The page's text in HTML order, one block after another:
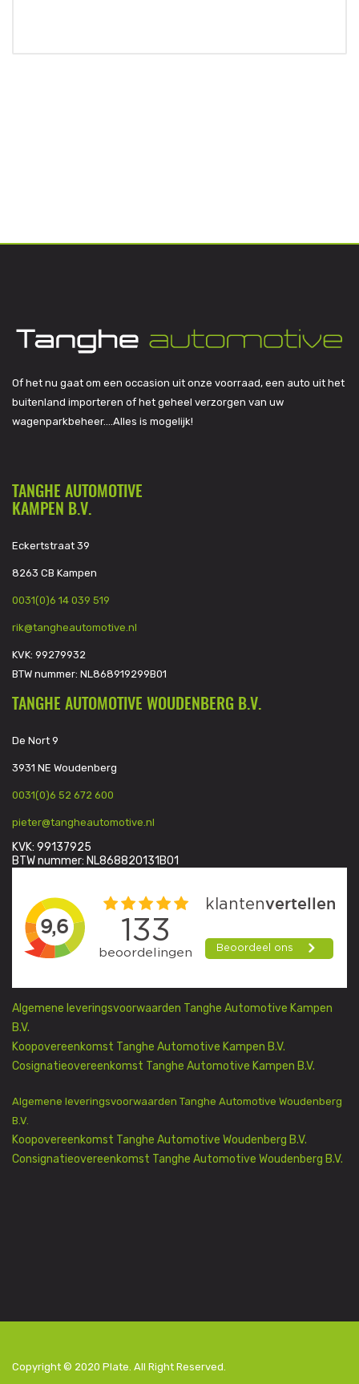
Of het nu gaat om een occasion uit onze voorraad, een auto uit het
buitenland importeren of het geheel verzorgen van uw
wagenparkbeheer….Alles is mogelijk!
TANGHE AUTOMOTIVE
KAMPEN B.V.
Eckertstraat 39
8263 CB Kampen
0031(0)6 14 039 519
rik@tangheautomotive.nl
KVK: 99279932
BTW nummer: NL868919299B01
TANGHE AUTOMOTIVE WOUDENBERG B.V.
De Nort 9
3931 NE Woudenberg
0031(0)6 52 672 600
pieter@tangheautomotive.nl
KVK: 99137925
BTW nummer: NL868820131B01
Algemene leveringsvoorwaarden Tanghe Automotive Kampen
B.V.
Koopovereenkomst Tanghe Automotive Kampen B.V.
Cosignatieovereenkomst Tanghe Automotive Kampen B.V.
Algemene leveringsvoorwaarden Tanghe Automotive Woudenberg
B.V.
Koopovereenkomst Tanghe Automotive Woudenberg B.V.
Consignatieovereenkomst Tanghe Automotive Woudenberg B.V.
Copyright © 2020 Plate. All Right Reserved.